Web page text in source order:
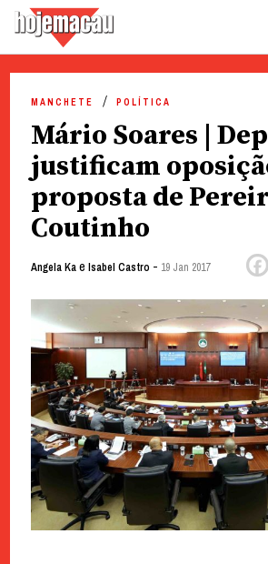
content
MANCHETE POLÍTICA
Mário Soares |
justificam
proposta de
Coutinho
Angela Kae Isabel Castro - 19 Jan 2017